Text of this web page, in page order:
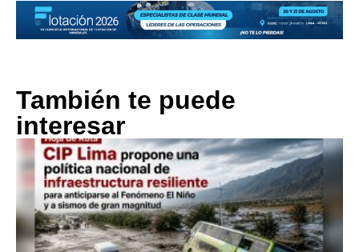
También te puede
interesar